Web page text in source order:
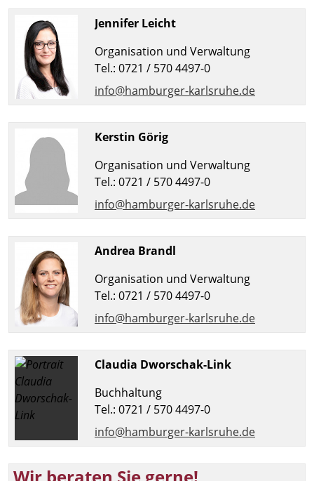
Jennifer Leicht
Organisation und Verwaltung
Tel.: 0721 / 570 4497-0
info@hamburger-karlsruhe.de
Kerstin Görig
Organisation und Verwaltung
Tel.: 0721 / 570 4497-0
info@hamburger-karlsruhe.de
Andrea Brandl
Organisation und Verwaltung
Tel.: 0721 / 570 4497-0
info@hamburger-karlsruhe.de
Claudia Dworschak-Link
Buchhaltung
Tel.: 0721 / 570 4497-0
info@hamburger-karlsruhe.de